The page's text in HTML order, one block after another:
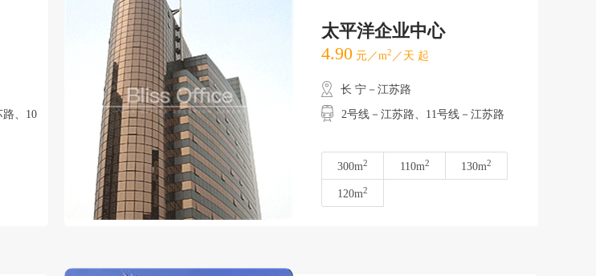
、10
太平洋企业中心
4.90 元／m2 ／天 起
长 宁－江苏路
2号线－江苏路、11号线－江苏路
300m2 110m2 130m2
120m2